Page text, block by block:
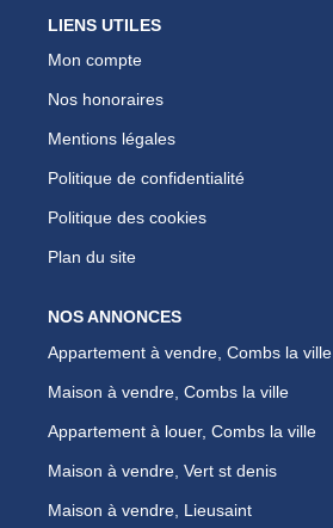
LIENS UTILES
Mon compte
Nos honoraires
Mentions légales
Politique de confidentialité
Politique des cookies
Plan du site
NOS ANNONCES
Appartement à vendre, Combs la ville
Maison à vendre, Combs la ville
Appartement à louer, Combs la ville
Maison à vendre, Vert st denis
Maison à vendre, Lieusaint